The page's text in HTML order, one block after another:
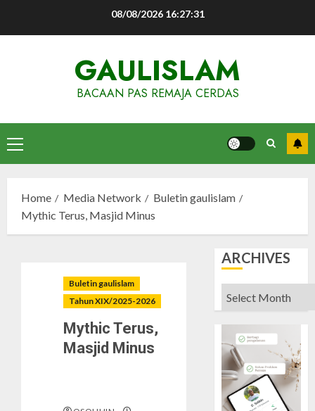
08/08/2026 16:27:32
GAULISLAM
BACAAN PAS REMAJA CERDAS
Primary
Menu
Home Media Network
Buletin gaulislam
Mythic Terus, Masjid Minus
Buletin gaulislam
Tahun XIX/2025-2026
Mythic Terus,
Masjid Minus
ARCHIVES
Archives